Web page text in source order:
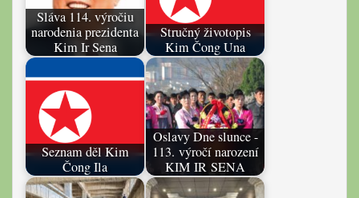
Sláva 114. výročiu
narodenia prezidenta
Kim Ir Sena
Stručný životopis
Kim Čong Una
Seznam děl Kim
Čong Ila
Oslavy Dne slunce -
113. výročí narození
KIM IR SENA